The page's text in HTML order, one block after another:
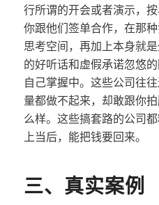
行所谓的开会或者演示，
你跟他们签单合作，在那
思考空间，再加上本身就
的好听话和虚假承诺忽悠
自己掌握中。这些公司往
量都做不起来，却敢跟你
么样。这些搞套路的公司
上当后，能把钱要回来。
三、真实案例